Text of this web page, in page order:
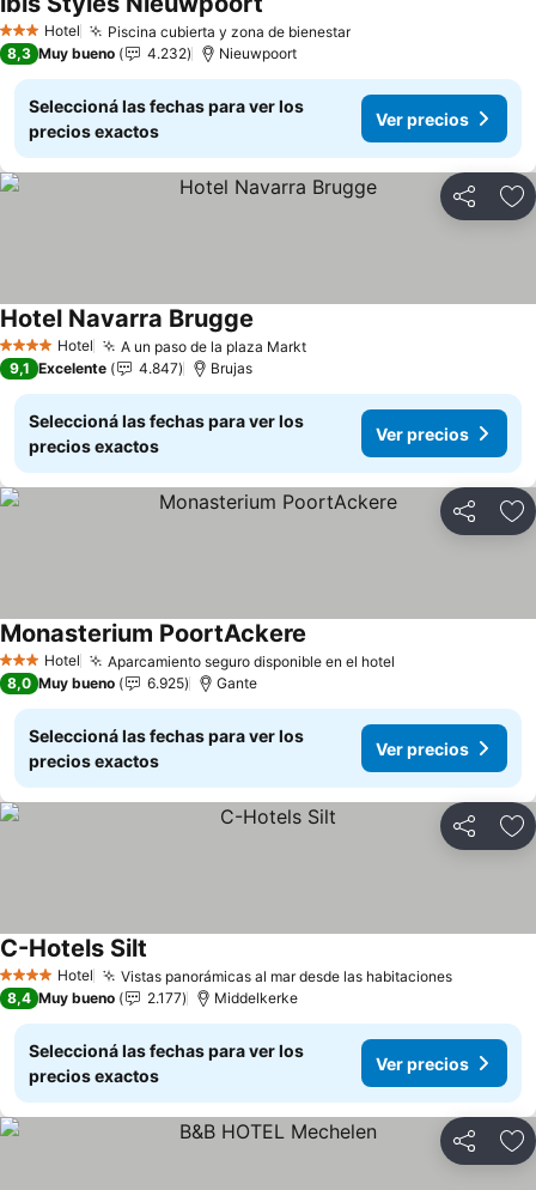
3 Estrellas
Hotel Piscina cubierta y zona de bienestarVer precios
8,3 Muy bueno 4.232 Nieuwpoort
Seleccioná las fechas para ver los
precios exactos
Ver precios
Compartir
4 EstrellasHotel A un paso de la plaza MarktVer precios
Hotel Navarra Brugge
9,1 Excelente 4.847 Brujas
Seleccioná las fechas para ver los
precios exactos
Ver precios
Compartir
3 Estrellas
Hotel Aparcamiento seguro disponible en el hotel
Monasterium PoortAckere
8,0 Muy bueno 6.925 Gante
Seleccioná las fechas para ver los
precios exactos
Ver precios
Compartir
4 EstrellasHotel Vistas panorámicas al mar desde las habitacionesVer
C-Hotels Silt
8,4 Muy bueno 2.177 Middelkerke
Seleccioná las fechas para ver los
precios exactos
Ver precios
Compartir